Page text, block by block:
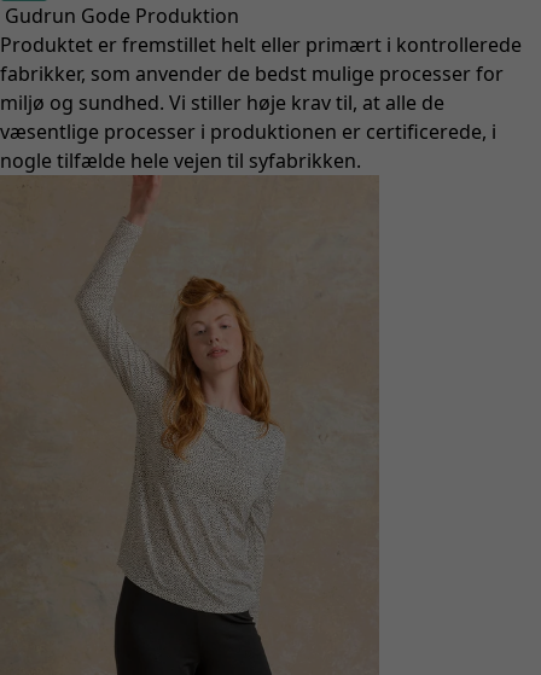
Gudrun Gode Produktion
Produktet er fremstillet helt eller primært i kontrollerede
fabrikker, som anvender de bedst mulige processer for
miljø og sundhed. Vi stiller høje krav til, at alle de
væsentlige processer i produktionen er certificerede, i
nogle tilfælde hele vejen til syfabrikken.